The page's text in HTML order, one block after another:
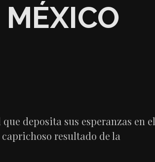
deposita sus esperanzas en el
resultado de la